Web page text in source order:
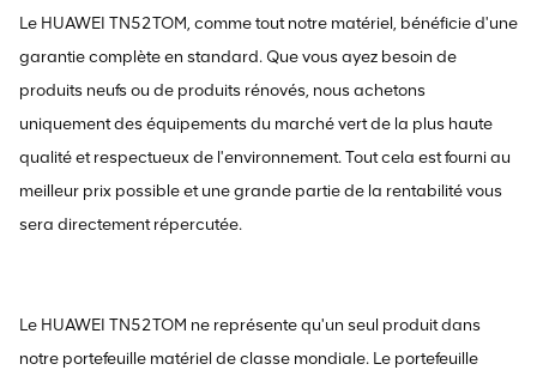
Le HUAWEI TN52TOM, comme tout notre matériel, bénéficie d'une
garantie complète en standard. Que vous ayez besoin de
produits neufs ou de produits rénovés, nous achetons
uniquement des équipements du marché vert de la plus haute
qualité et respectueux de l'environnement. Tout cela est fourni au
meilleur prix possible et une grande partie de la rentabilité vous
sera directement répercutée.
Le HUAWEI TN52TOM ne représente qu'un seul produit dans
notre portefeuille matériel de classe mondiale. Le portefeuille